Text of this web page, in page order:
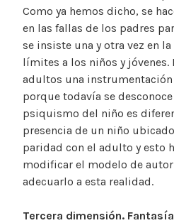
Como ya hemos dicho, se
en las fallas de los padres
se insiste una y otra vez en
límites a los niños y jóvenes.
adultos una instrumentación
porque todavía se
psiquismo del niño es
presencia de un niño
paridad con el adulto y esto
modificar el modelo de
adecuarlo a esta realidad.
Tercera dimensión.